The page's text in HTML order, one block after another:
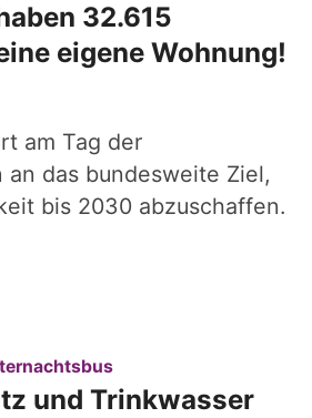
32.615
eigene Wohnung!
am Tag der
an das bundesweite Ziel,
bis 2030 abzuschaffen.
:
und Trinkwasser